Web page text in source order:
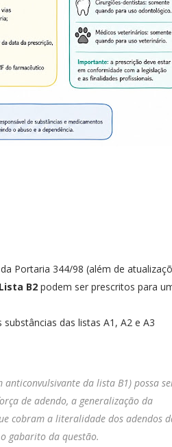
Portaria 344/98 (além de
Lista B2 podem ser prescritos para
das listas A1, A2 e A3
da lista B1) possa
de adendo, a generalização da
cobram a literalidade dos adendos
gabarito da questão.